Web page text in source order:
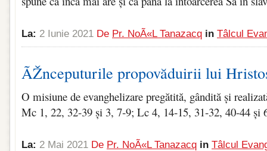
La: 2 Iunie 2021 De Pr. NoÃ«l Tanazacq in Tâlcul
ÃŽnceputurile propovăduirii lui
O misiune de evanghelizare pregătită, gândită și
Mc 1, 22, 32‑39 și 3, 7‑9; Lc 4, 14‑15, 31‑32, 40‑44 și
La: 2 Mai 2021 De Pr. NoÃ«l Tanazacq in Tâlcul